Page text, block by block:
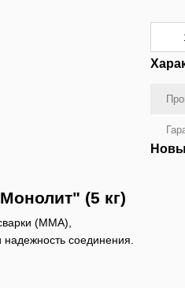
(5 кг)
(MMA),
надежность соединения.